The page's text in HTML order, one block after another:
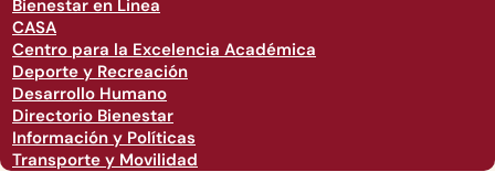
Bienestar en Linea
CASA
Centro para la Excelencia Académica
Deporte y Recreación
Desarrollo Humano
Directorio Bienestar
Información y Políticas
Transporte y Movilidad